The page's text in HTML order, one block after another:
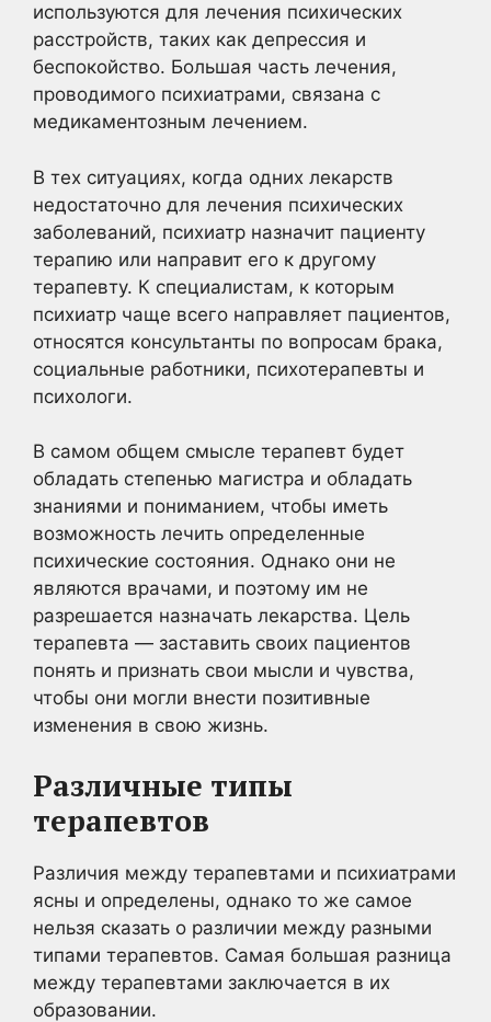
используются для лечения психических
расстройств, таких как депрессия и
беспокойство. Большая часть лечения,
проводимого психиатрами, связана с
медикаментозным лечением.
В тех ситуациях, когда одних лекарств
недостаточно для лечения психических
заболеваний, психиатр назначит пациенту
терапию или направит его к другому
терапевту. К специалистам, к которым
психиатр чаще всего направляет пациентов,
относятся консультанты по вопросам брака,
социальные работники, психотерапевты и
психологи.
В самом общем смысле терапевт будет
обладать степенью магистра и обладать
знаниями и пониманием, чтобы иметь
возможность лечить определенные
психические состояния. Однако они не
являются врачами, и поэтому им не
разрешается назначать лекарства. Цель
терапевта — заставить своих пациентов
понять и признать свои мысли и чувства,
чтобы они могли внести позитивные
изменения в свою жизнь.
Различные типы
терапевтов
Различия между терапевтами и психиатрами
ясны и определены, однако то же самое
нельзя сказать о различии между разными
типами терапевтов. Самая большая разница
между терапевтами заключается в их
образовании.